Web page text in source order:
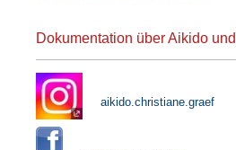
Dokumentation über Aikido und
aikido.christiane.graef